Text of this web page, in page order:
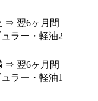
⇒ 翌6ヶ月間
ラー・軽油2
⇒ 翌6ヶ月間
ラー・軽油1